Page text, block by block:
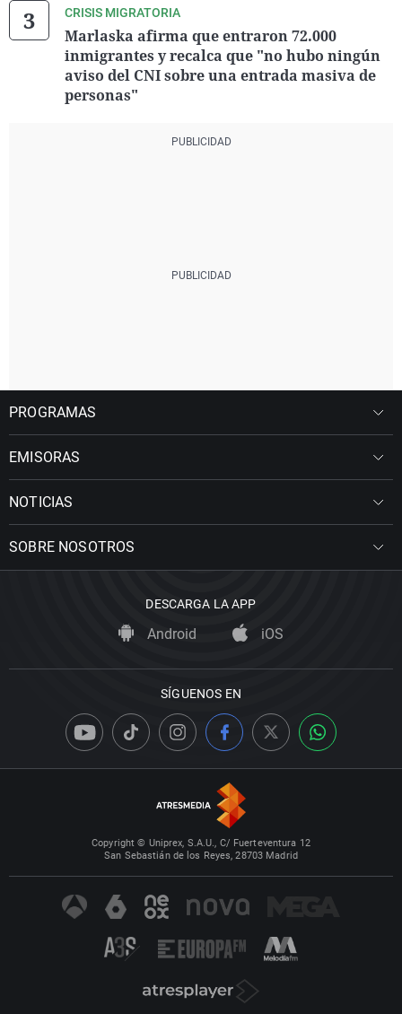
CRISIS MIGRATORIA
Marlaska afirma que entraron 72.000
inmigrantes y recalca que "no hubo ningún
aviso del CNI sobre una entrada masiva de
personas"
PROGRAMAS
EMISORAS
NOTICIAS
SOBRE NOSOTROS
DESCARGA LA APP
Android iOS
SÍGUENOS EN
Copyright © Uniprex, S.A.U., C/ Fuerteventura 12
San Sebastián de los Reyes, 28703 Madrid